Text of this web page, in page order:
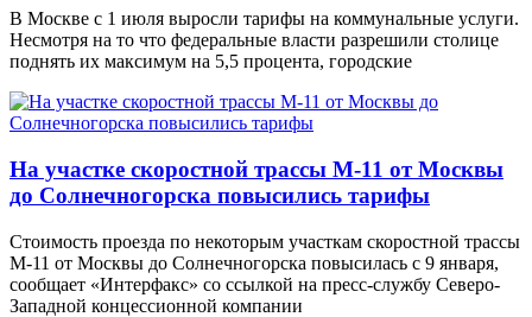
В Москве с 1 июля выросли тарифы на коммунальные услуги.
Несмотря на то что федеральные власти разрешили столице
поднять их максимум на 5,5 процента, городские
На участке скоростной трассы М-11 от Москвы
до Солнечногорска повысились тарифы
Стоимость проезда по некоторым участкам скоростной трассы
М-11 от Москвы до Солнечногорска повысилась с 9 января,
сообщает «Интерфакс» со ссылкой на пресс-службу Северо-
Западной концессионной компании